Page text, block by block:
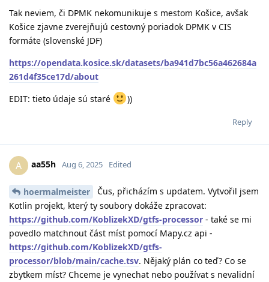
Tak neviem, či DPMK nekomunikuje s mestom Košice, avšak
Košice zjavne zverejňujú cestovný poriadok DPMK v CIS
formáte (slovenské JDF)
https://opendata.kosice.sk/datasets/ba941d7bc56a462684a
261d4f35ce17d/about
EDIT: tieto údaje sú staré
))
Reply
A aa55h Aug 6, 2025 Edited
hoermalmeister
Čus, přicházím s updatem. Vytvořil jsem
Kotlin projekt, který ty soubory dokáže zpracovat:
https://github.com/KoblizekXD/gtfs-processor - také se mi
povedlo matchnout část míst pomocí Mapy.cz api -
https://github.com/KoblizekXD/gtfs-
processor/blob/main/cache.tsv. Nějaký plán co teď? Co se
zbytkem míst? Chceme je vynechat nebo používat s nevalidní